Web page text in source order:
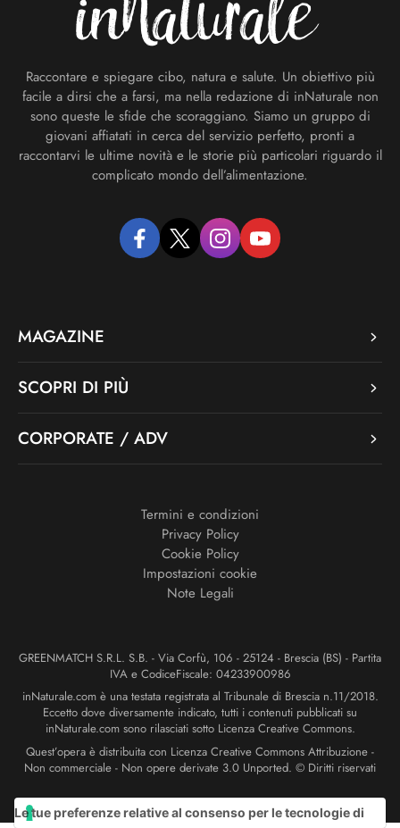
Raccontare e spiegare cibo, natura e salute. Un obiettivo più
facile a dirsi che a farsi, ma nella redazione di inNaturale non
sono queste le sfide che scoraggiano. Siamo un gruppo di
giovani affiatati in cerca del servizio perfetto, pronti a
raccontarvi le ultime novità e le storie più particolari riguardo il
complicato mondo dell’alimentazione.
facebooktwitter instagramyoutube
MAGAZINE
SCOPRI DI PIÙ
CORPORATE / ADV
Termini e condizioni
Privacy Policy
Cookie Policy
Impostazioni cookie
Note Legali
GREENMATCH S.R.L. S.B. - Via Corfù, 106 - 25124 - Brescia (BS) - Partita
IVA e CodiceFiscale: 04233900986
inNaturale.com è una testata registrata al Tribunale di Brescia n.11/2018.
Eccetto dove diversamente indicato, tutti i contenuti pubblicati su
inNaturale.com sono rilasciati sotto Licenza Creative Commons.
Quest’opera è distribuita con Licenza Creative Commons Attribuzione -
Non commerciale - Non opere derivate 3.0 Unported. © Diritti riservati
Le tue preferenze relative al consenso per le tecnologie di